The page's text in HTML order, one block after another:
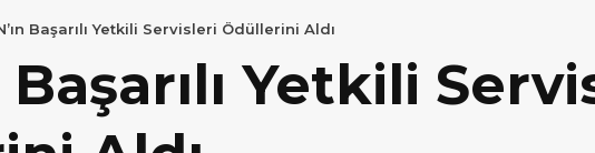
Başarılı Yetkili Servisleri Ödüllerini Aldı
Başarılı Yetkili